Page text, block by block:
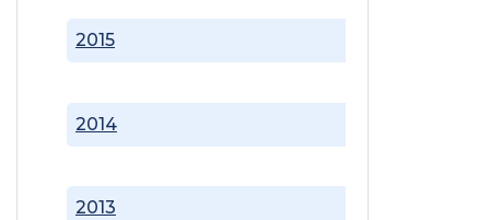
2013
2014
2015